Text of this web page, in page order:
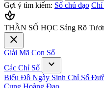
Gợi ý tìm kiếm: Số chủ đạo Chỉ
spa
THẦN SỐ HỌC Sáng Rõ
close
Giải Mã Con Số
Các Chỉ Số
expand_more
Biểu Đồ Ngày Sinh Chỉ Số
Cung Hoàng Đạo